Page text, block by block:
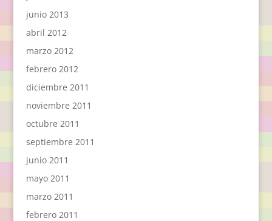
junio 2013
abril 2012
marzo 2012
febrero 2012
diciembre 2011
noviembre 2011
octubre 2011
septiembre 2011
junio 2011
mayo 2011
marzo 2011
febrero 2011